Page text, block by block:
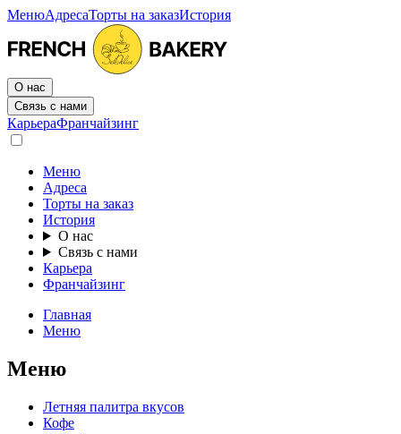
МенюАдресаТорты на заказИстория
О нас
Связь с нами
КарьераФранчайзинг
Меню
Адреса
Торты на заказ
История
О нас
Связь с нами
Карьера
Франчайзинг
Главная
Меню
Меню
Летняя палитра вкусов
Кофе